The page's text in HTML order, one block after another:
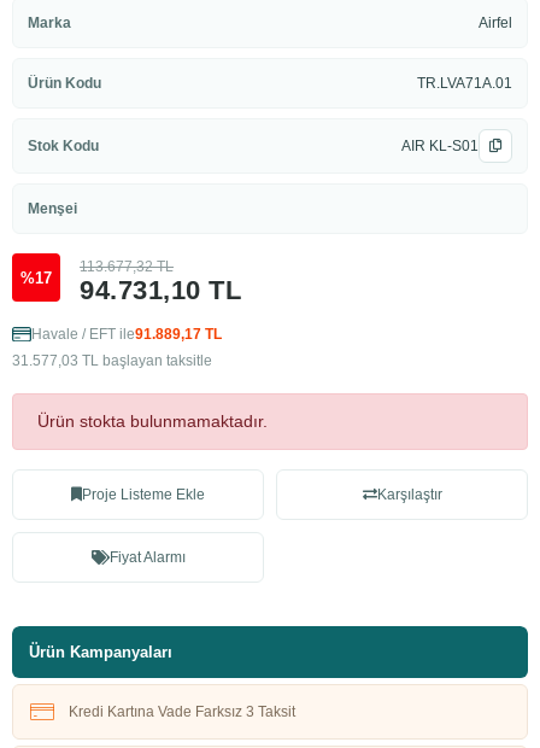
Marka Airfel
Ürün Kodu TR.LVA71A.01
Stok Kodu AIR KL-S01
Menşei
%17 94.731,10 TL
113.677,32 TL
Havale / EFT ile91.889,17 TL
31.577,03 TL başlayan taksitle
Ürün stokta bulunmamaktadır.
Proje Listeme Ekle Karşılaştır
Fiyat Alarmı
Ürün Kampanyaları
Kredi Kartına Vade Farksız 3 Taksit